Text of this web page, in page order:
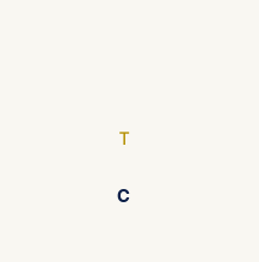
T
C